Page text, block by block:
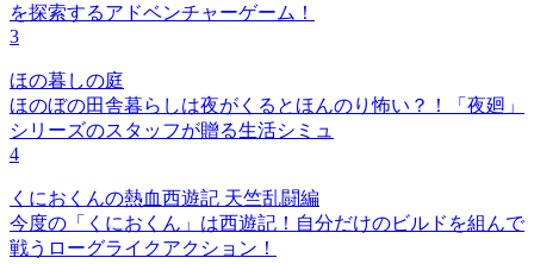
を探索するアドベンチャーゲーム！
3
ほの暮しの庭
ほのぼの田舎暮らしは夜がくるとほんのり怖い？！「夜廻」
シリーズのスタッフが贈る生活シミュ
4
くにおくんの熱血西遊記 天竺乱闘編
今度の「くにおくん」は西遊記！自分だけのビルドを組んで
戦うローグライクアクション！